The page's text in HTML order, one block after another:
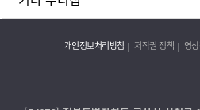
개인정보처리방침 저작권 정책 영